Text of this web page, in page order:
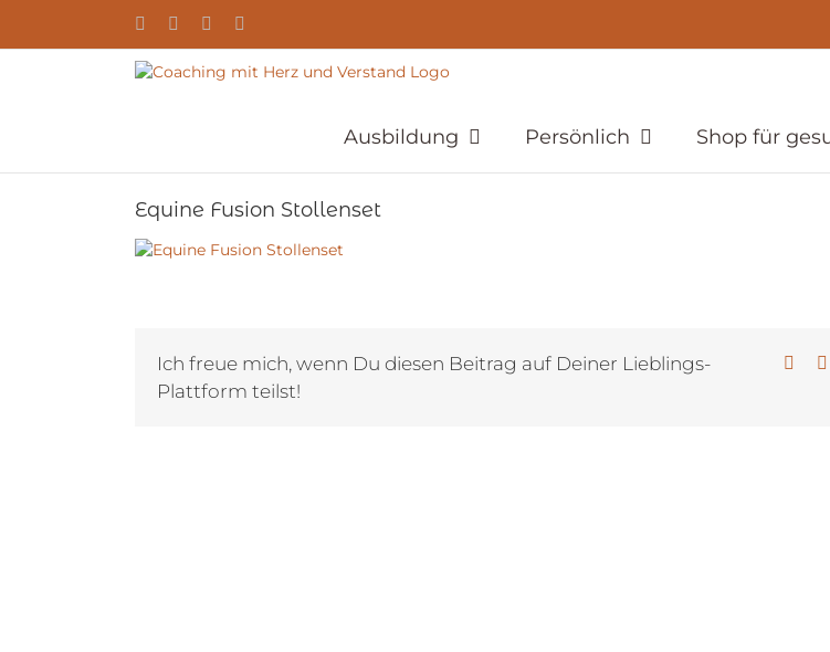
springen
YouTubeFacebookInstagram
Ausbildung Persönlich Shop für
Equine Fusion Stollenset
Ich freue mich, wenn Du diesen Beitrag auf Deiner Lieblings-
Plattform teilst!